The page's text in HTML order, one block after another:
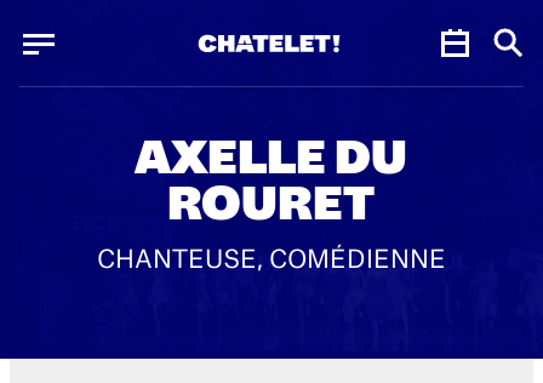
AXELLE DU
ROURET
CHANTEUSE, COMÉDIENNE